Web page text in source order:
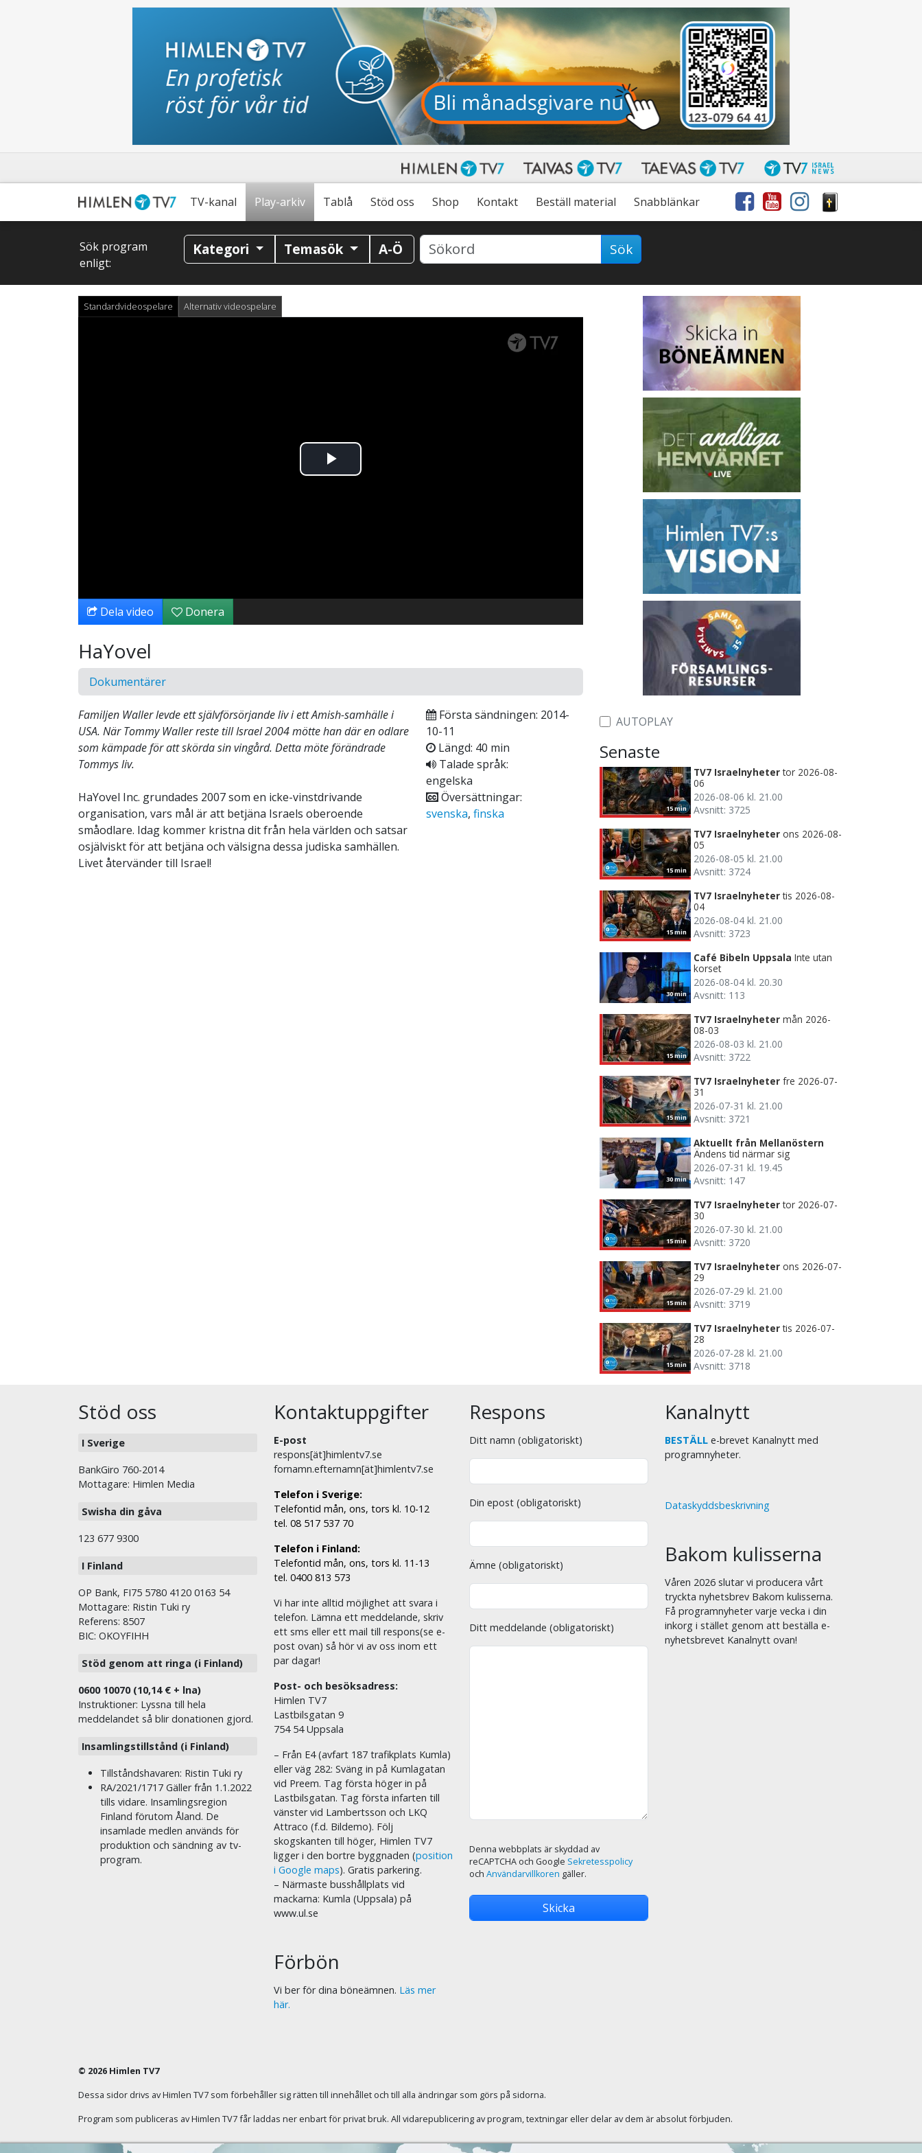
TV-kanal Play-arkiv Tablå Stöd oss Shop Kontakt Beställ material Snabblänkar
Sök program
enligt:
Kategori Temasök A-Ö Sök
Standardvideospelare Alternativ videospelare
Spela
Dela video Donera
HaYovel
Dokumentärer
Familjen Waller levde ett självförsörjande liv i ett Amish-samhälle i
USA. När Tommy Waller reste till Israel 2004 mötte han där en odlare
som kämpade för att skörda sin vingård. Detta möte förändrade
Tommys liv.
HaYovel Inc. grundades 2007 som en icke-vinstdrivande
organisation, vars mål är att betjäna Israels oberoende
småodlare. Idag kommer kristna dit från hela världen och satsar
osjälviskt för att betjäna och välsigna dessa judiska samhällen.
Livet återvänder till Israel!
Första sändningen: 2014-
10-11
Längd: 40 min
Talade språk:
engelska
Översättningar:
svenska, finska
AUTOPLAY
Senaste
15 min
TV7 Israelnyheter tor 2026-08-
06
2026-08-06 kl. 21.00
Avsnitt: 3725
15 min
TV7 Israelnyheter ons 2026-08-
05
2026-08-05 kl. 21.00
Avsnitt: 3724
15 min
TV7 Israelnyheter tis 2026-08-
04
2026-08-04 kl. 21.00
Avsnitt: 3723
30 min
Café Bibeln Uppsala Inte utan
korset
2026-08-04 kl. 20.30
Avsnitt: 113
15 min
TV7 Israelnyheter mån 2026-
08-03
2026-08-03 kl. 21.00
Avsnitt: 3722
15 min
TV7 Israelnyheter fre 2026-07-
31
2026-07-31 kl. 21.00
Avsnitt: 3721
30 min
Aktuellt från Mellanöstern
Ändens tid närmar sig
2026-07-31 kl. 19.45
Avsnitt: 147
15 min
TV7 Israelnyheter tor 2026-07-
30
2026-07-30 kl. 21.00
Avsnitt: 3720
15 min
TV7 Israelnyheter ons 2026-07-
29
2026-07-29 kl. 21.00
Avsnitt: 3719
15 min
TV7 Israelnyheter tis 2026-07-
28
2026-07-28 kl. 21.00
Avsnitt: 3718
Stöd oss
I Sverige
BankGiro 760-2014
Mottagare: Himlen Media
Swisha din gåva
123 677 9300
I Finland
OP Bank, FI75 5780 4120 0163 54
Mottagare: Ristin Tuki ry
Referens: 8507
BIC: OKOYFIHH
Stöd genom att ringa (i Finland)
0600 10070 (10,14 € + lna)
Instruktioner: Lyssna till hela
meddelandet så blir donationen gjord.
Insamlingstillstånd (i Finland)
Tillståndshavaren: Ristin Tuki ry
RA/2021/1717 Gäller från 1.1.2022
tills vidare. Insamlingsregion
Finland förutom Åland. De
insamlade medlen används för
produktion och sändning av tv-
program.
Kontaktuppgifter
E-post
respons[ät]himlentv7.se
fornamn.efternamn[ät]himlentv7.se
Telefon i Sverige:
Telefontid mån, ons, tors kl. 10-12
tel. 08 517 537 70
Telefon i Finland:
Telefontid mån, ons, tors kl. 11-13
tel. 0400 813 573
Vi har inte alltid möjlighet att svara i
telefon. Lämna ett meddelande, skriv
ett sms eller ett mail till respons(se e-
post ovan) så hör vi av oss inom ett
par dagar!
Post- och besöksadress:
Himlen TV7
Lastbilsgatan 9
754 54 Uppsala
– Från E4 (avfart 187 trafikplats Kumla)
eller väg 282: Sväng in på Kumlagatan
vid Preem. Tag första höger in på
Lastbilsgatan. Tag första infarten till
vänster vid Lambertsson och LKQ
Attraco (f.d. Bildemo). Följ
skogskanten till höger, Himlen TV7
ligger i den bortre byggnaden (position
i Google maps). Gratis parkering.
– Närmaste busshållplats vid
mackarna: Kumla (Uppsala) på
www.ul.se
Förbön
Vi ber för dina böneämnen. Läs mer
här.
Respons
Ditt namn (obligatoriskt)
Din epost (obligatoriskt)
Ämne (obligatoriskt)
Ditt meddelande (obligatoriskt)
Denna webbplats är skyddad av
reCAPTCHA och Google Sekretesspolicy
och Användarvillkoren gäller.
Kanalnytt
BESTÄLL e-brevet Kanalnytt med
programnyheter.
Dataskyddsbeskrivning
Bakom kulisserna
Våren 2026 slutar vi producera vårt
tryckta nyhetsbrev Bakom kulisserna.
Få programnyheter varje vecka i din
inkorg i stället genom att beställa e-
nyhetsbrevet Kanalnytt ovan!
© 2026 Himlen TV7
Dessa sidor drivs av Himlen TV7 som förbehåller sig rätten till innehållet och till alla ändringar som görs på sidorna.
Program som publiceras av Himlen TV7 får laddas ner enbart för privat bruk. All vidarepublicering av program, textningar eller delar av dem är absolut förbjuden.